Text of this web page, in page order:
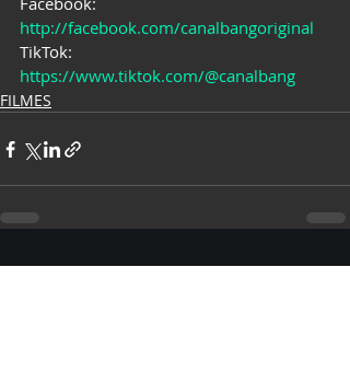
http://facebook.com/canalbangoriginal
https://www.tiktok.com/@canalbang
FILMES